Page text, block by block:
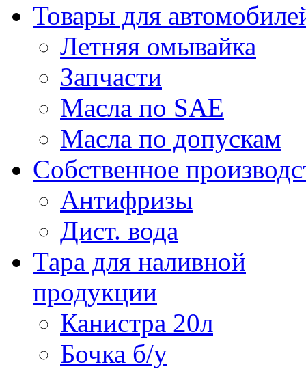
Товары для
Летняя омывайка
Запчасти
Масла по SAE
Масла по допускам
Собственное
Антифризы
Дист. вода
Тара для наливной
продукции
Канистра 20л
Бочка б/у